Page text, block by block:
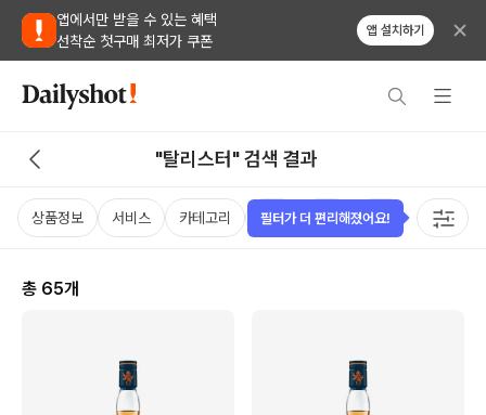
앱에서만 받을 수 있는 혜택
선착순 첫구매 최저가 쿠폰
앱 설치하기
"탈리스터" 검색 결과
상품정보 서비스 카테고리 가격 국가 용량 태그
총 65개
필터가 더 편리해졌어요!